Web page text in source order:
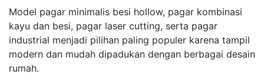
Model pagar minimalis besi hollow, pagar kombinasi
kayu dan besi, pagar laser cutting, serta pagar
industrial menjadi pilihan paling populer karena tampil
modern dan mudah dipadukan dengan berbagai desain
rumah.